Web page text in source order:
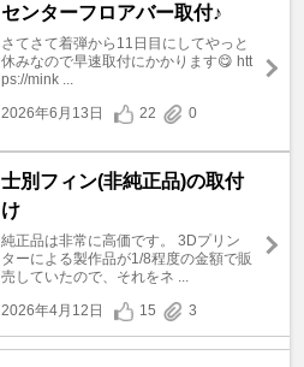
センターフロアバー取付♪
さてさて着弾から11日目にしてやっと
休みなので早速取付にかかります😋 htt
ps://mink ...
2026年6月13日
22 0
士別フィン(非純正品)の取付
け
純正品は非常に高価です。 3Dプリン
ターによる製作品が1/8程度の金額で販
売していたので、それをネ ...
2026年4月12日
15 3